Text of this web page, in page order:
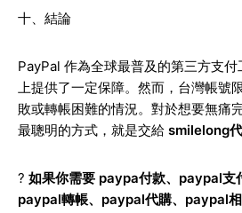
十、結論
PayPal 作為全球最普及的第三方支
上提供了一定保障。然而，台灣帳號
敗或轉帳困難的情況。對於想要無痛
最聰明的方式，就是交給 smilelong
? 如果你需要 paypa付款、paypal支
paypal轉帳、paypal代購、paypal